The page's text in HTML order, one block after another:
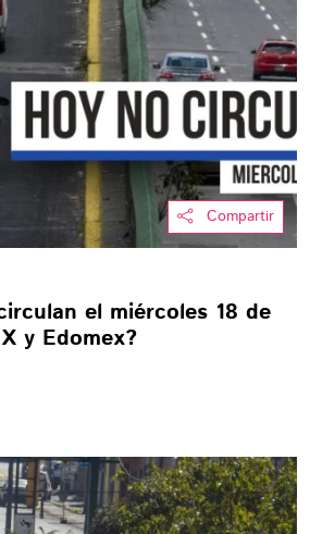
Compartir
el miércoles 18 de
y Edomex?